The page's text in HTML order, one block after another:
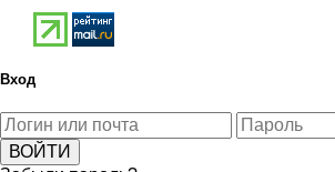
Вход